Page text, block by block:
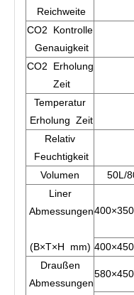
Reichweite
CO2 Kontrolle
Genauigkeit
CO2 Erholung
Zeit
Temperatur
Erholung Zeit
Relativ
Feuchtigkeit
Volumen 50L/
Liner
Abmessungen
(B×T×H mm)
Draußen
Abmessungen